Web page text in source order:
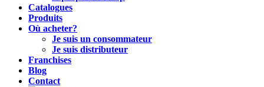
Catalogues
Produits
Où acheter?
Je suis un consommateur
Je suis distributeur
Franchises
Blog
Contact